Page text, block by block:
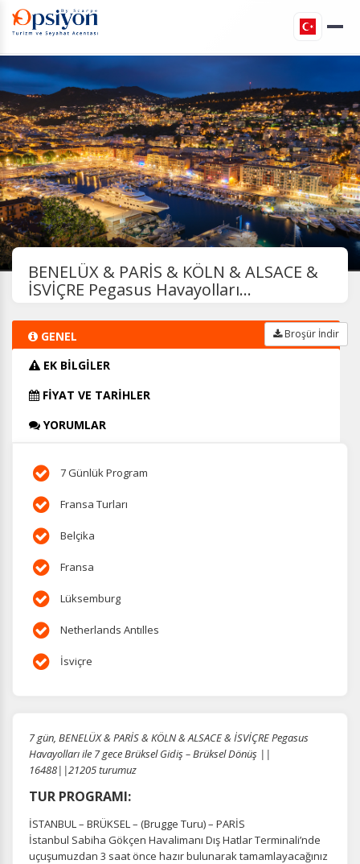
BENELÜX & PARİS & KÖLN & ALSACE &
İSVİÇRE Pegasus Havayolları...
GENEL
EK BİLGİLER
FİYAT VE TARİHLER
YORUMLAR
Broşür İndir
7 Günlük Program
Fransa Turları
Belçika
Fransa
Lüksemburg
Netherlands Antılles
İsviçre
7 gün, BENELÜX & PARİS & KÖLN & ALSACE & İSVİÇRE Pegasus
Havayolları ile 7 gece Brüksel Gidiş – Brüksel Dönüş ||
16488||21205 turumuz
TUR PROGRAMI:
İSTANBUL – BRÜKSEL – (Brugge Turu) – PARİS
İstanbul Sabiha Gökçen Havalimanı Dış Hatlar Terminali’nde
uçuşumuzdan 3 saat önce hazır bulunarak tamamlayacağınız